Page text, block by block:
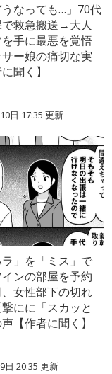
うなっても…」70代
救急搬送→大人
手に最悪を覚悟
ー娘の痛切な実
聞く】
日 17:35 更新
ラ」を「ミス」で
ンの部屋を予約
、女性部下の切れ
にに「スカッと
【作者に聞く】
日 20:35 更新